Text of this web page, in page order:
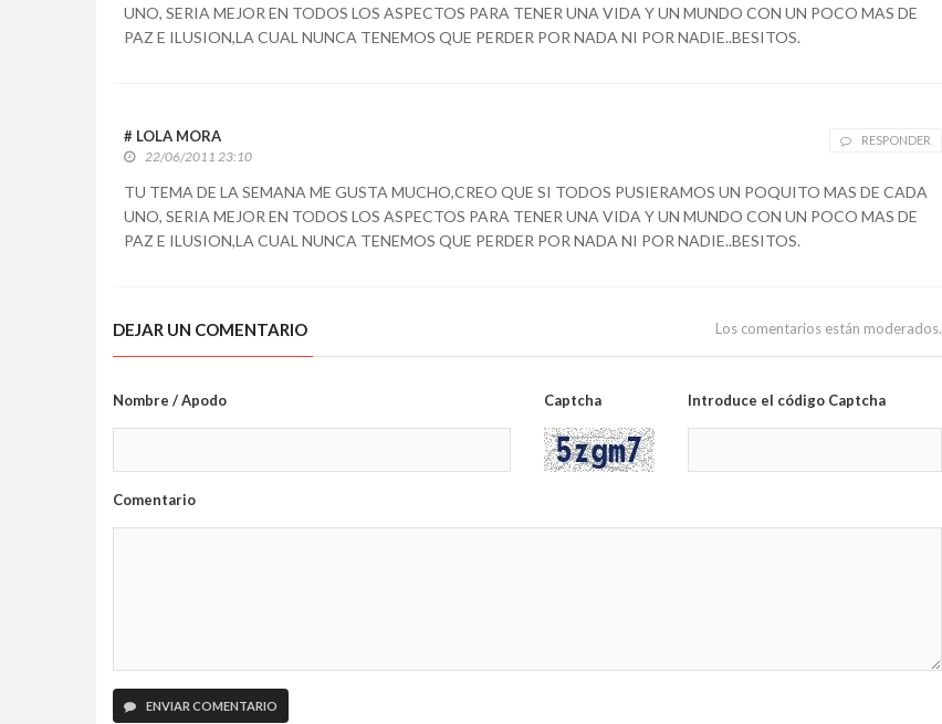
UNO, SERIA MEJOR EN TODOS LOS ASPECTOS PARA TENER UNA VIDA Y UN MUNDO CON UN POCO MAS DE
PAZ E ILUSION,LA CUAL NUNCA TENEMOS QUE PERDER POR NADA NI POR NADIE..BESITOS.
# LOLA MORA RESPONDER
22/06/2011 23:10
TU TEMA DE LA SEMANA ME GUSTA MUCHO,CREO QUE SI TODOS PUSIERAMOS UN POQUITO MAS DE CADA
UNO, SERIA MEJOR EN TODOS LOS ASPECTOS PARA TENER UNA VIDA Y UN MUNDO CON UN POCO MAS DE
PAZ E ILUSION,LA CUAL NUNCA TENEMOS QUE PERDER POR NADA NI POR NADIE..BESITOS.
DEJAR UN COMENTARIO Los comentarios están moderados.
Nombre / Apodo Captcha Introduce el código Captcha
Comentario
ENVIAR COMENTARIO